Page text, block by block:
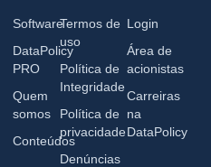
Software
DataPolicy
PRO
Quem
somos
Conteúdos
Termos de
uso
Política de
Integridade
Política de
privacidade
Denúncias
Login
Área de
acionistas
Carreiras
na
DataPolicy